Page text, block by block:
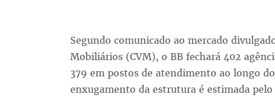
Segundo comunicado ao mercado
Mobiliários (CVM), o BB fechará 402
379 em postos de atendimento ao longo
enxugamento da estrutura é estimada